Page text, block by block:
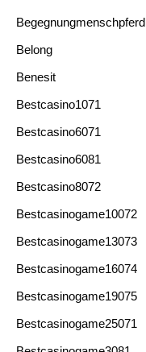
Begegnungmenschpferd
Belong
Benesit
Bestcasino1071
Bestcasino6071
Bestcasino6081
Bestcasino8072
Bestcasinogame10072
Bestcasinogame13073
Bestcasinogame16074
Bestcasinogame19075
Bestcasinogame25071